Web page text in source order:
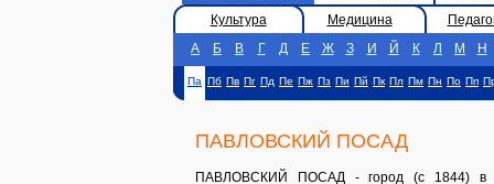
Культура
Медицина
А
Б В Г Д Е Ж З И Й К Л М Н
Па Пб Пв Пг Пд Пе Пж Пз Пи Пй Пк Пл Пм Пн По Пп
ПАВЛОВСКИЙ ПОСАД
ПАВЛОВСКИЙ ПОСАД - город (с 1844) в